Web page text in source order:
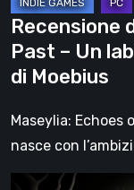
verticale
con
l’anima
di
Recensione
Past – Un
di Moebius
Maseylia:
nasce con